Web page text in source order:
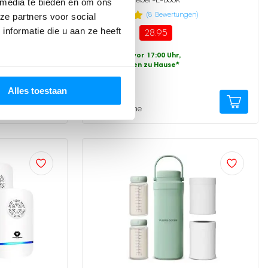
te bieden en om ons
partners voor social
die u aan ze heeft
Alles toestaan
Bewertet mit
von 5,
8
Kundenbewertung
(8 Bewertungen)
49.95
Ursprünglicher
49.95
28.95
Aktueller
28.95.
Bestellt vor 17:00 Uhr,
Übermorgen zu Hause*
Vergleiche